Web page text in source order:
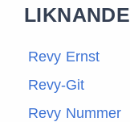
LIKNANDE
Revy Ernst
Revy-Git
Revy Nummer